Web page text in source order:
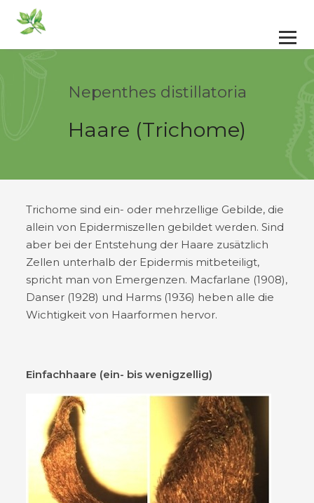
Nepenthes distillatoria
Haare (Trichome)
Trichome sind ein- oder mehrzellige Gebilde, die
allein von Epidermiszellen gebildet werden. Sind
aber bei der Entstehung der Haare zusätzlich
Zellen unterhalb der Epidermis mitbeteiligt,
spricht man von Emergenzen. Macfarlane (1908),
Danser (1928) und Harms (1936) heben alle die
Wichtigkeit von Haarformen hervor.
Einfachhaare (ein- bis wenigzellig)